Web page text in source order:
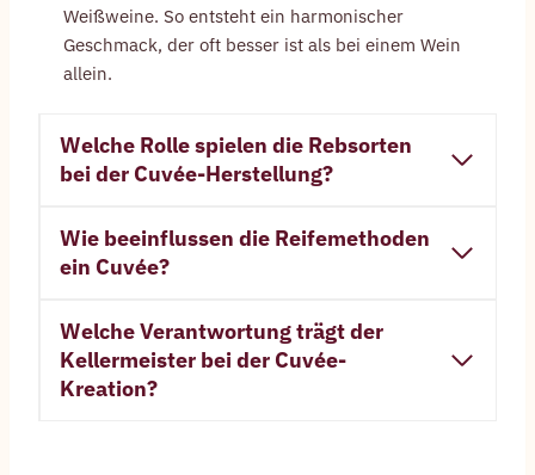
Weißweine. So entsteht ein harmonischer
Geschmack, der oft besser ist als bei einem Wein
allein.
Welche Rolle spielen die Rebsorten
bei der Cuvée-Herstellung?
Wie beeinflussen die Reifemethoden
ein Cuvée?
Welche Verantwortung trägt der
Kellermeister bei der Cuvée-
Kreation?